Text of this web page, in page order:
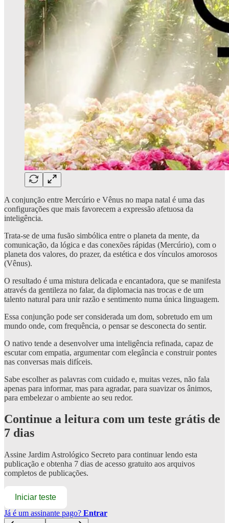
A conjunção entre Mercúrio e Vênus no mapa natal é uma das
configurações que mais favorecem a expressão afetuosa da
inteligência.
Trata-se de uma fusão simbólica entre o planeta da mente, da
comunicação, da lógica e das conexões rápidas (Mercúrio), com o
planeta dos valores, do prazer, da estética e dos vínculos amorosos
(Vênus).
O resultado é uma mistura delicada e encantadora, que se manifesta
através da gentileza no falar, da diplomacia nas trocas e de um
talento natural para unir razão e sentimento numa única linguagem.
Essa conjunção pode ser considerada um dom, sobretudo em um
mundo onde, com frequência, o pensar se desconecta do sentir.
O nativo tende a desenvolver uma inteligência refinada, capaz de
escutar com empatia, argumentar com elegância e construir pontes
nas conversas mais difíceis.
Sabe escolher as palavras com cuidado e, muitas vezes, não fala
apenas para informar, mas para agradar, para suavizar os ânimos,
para embelezar o ambiente ao seu redor.
Continue a leitura com um teste grátis de
7 dias
Assine Jardim Astrológico Secreto para continuar lendo esta
publicação e obtenha 7 dias de acesso gratuito aos arquivos
completos de publicações.
Iniciar teste
Já é um assinante pago? Entrar